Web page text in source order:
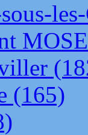
(165)